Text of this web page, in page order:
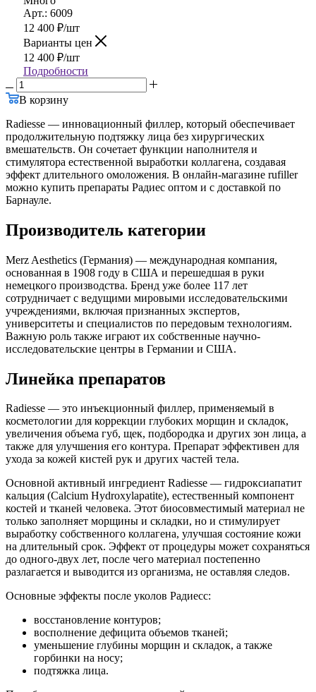
Много
Арт.: 6009
12 400₽/шт
Варианты цен
12 400₽/шт
Radiesse — инновационный филлер, который обеспечивает
продолжительную подтяжку лица без хирургических
вмешательств. Он сочетает функции наполнителя и
стимулятора естественной выработки коллагена, создавая
эффект длительного омоложения. В онлайн-магазине rufiller
можно купить препараты Радиес оптом и с доставкой по
Производитель категории
Merz Aesthetics (Германия) — международная компания,
основанная в 1908 году в США и перешедшая в руки
немецкого производства. Бренд уже более 117 лет
сотрудничает с ведущими мировыми исследовательскими
учреждениями, включая признанных экспертов,
университеты и специалистов по передовым технологиям.
Важную роль также играют их собственные научно-
Линейка препаратов
Radiesse — это инъекционный филлер, применяемый в
косметологии для коррекции глубоких морщин и складок,
увеличения объема губ, щек, подбородка и других зон лица, а
также для улучшения его контура. Препарат эффективен для
Основной активный ингредиент Radiesse — гидроксиапатит
кальция (Calcium Hydroxylapatite), естественный компонент
костей и тканей человека. Этот биосовместимый материал не
только заполняет морщины и складки, но и стимулирует
выработку собственного коллагена, улучшая состояние кожи
на длительный срок. Эффект от процедуры может сохраняться
до одного-двух лет, после чего материал постепенно
восстановление контуров;
восполнение дефицита объемов тканей;
уменьшение глубины морщин и складок, а также
горбинки на носу;